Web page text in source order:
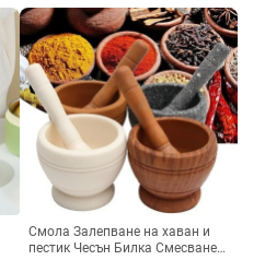
Смола Залепване на хаван и
пестик Чесън Билка Смесване